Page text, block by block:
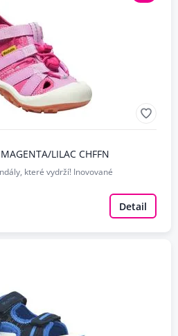
LILAC CHFFN
které vydrží! Inovované
Detail